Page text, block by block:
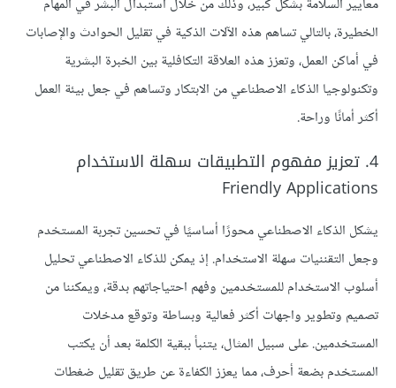
معايير السلامة بشكل كبير، وذلك من خلال استبدال البشر في المهام
الخطيرة، بالتالي تساهم هذه الآلات الذكية في تقليل الحوادث والإصابات
في أماكن العمل، وتعزز هذه العلاقة التكافلية بين الخبرة البشرية
وتكنولوجيا الذكاء الاصطناعي من الابتكار وتساهم في جعل بيئة العمل
أكثر أمانًا وراحة.
4. تعزيز مفهوم التطبيقات سهلة الاستخدام
Friendly Applications
يشكل الذكاء الاصطناعي محورًا أساسيًا في تحسين تجربة المستخدم
وجعل التقننيات سهلة الاستخدام. إذ يمكن للذكاء الاصطناعي تحليل
أسلوب الاستخدام للمستخدمين وفهم احتياجاتهم بدقة، ويمكننا من
تصميم وتطوير واجهات أكثر فعالية وبساطة وتوقع مدخلات
المستخدمين. على سبيل المثال، يتنبأ ببقية الكلمة بعد أن يكتب
المستخدم بضعة أحرف، مما يعزز الكفاءة عن طريق تقليل ضغطات